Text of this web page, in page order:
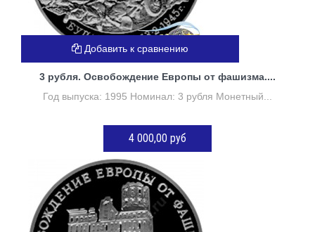
3 рубля. Освобождение Европы от фашизма....
Год выпуска: 1995 Номинал: 3 рубля Монетный...
4 000,00 руб
ДОБАВИТЬ В КОРЗИНУ
Добавить к сравнению